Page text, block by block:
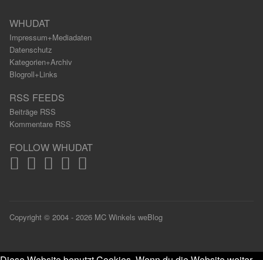
WHUDAT
Impressum+Mediadaten
Datenschutz
Kategorien+Archiv
Blogroll+Links
RSS FEEDS
Beiträge RSS
Kommentare RSS
FOLLOW WHUDAT
Copyright © 2004 - 2026 MC Winkels weBlog